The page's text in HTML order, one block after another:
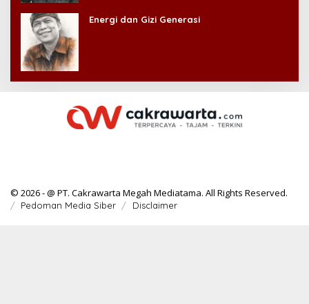
Energi dan Gizi Generasi
© 2026 - @ PT. Cakrawarta Megah Mediatama. All Rights Reserved.
Pedoman Media Siber Disclaimer